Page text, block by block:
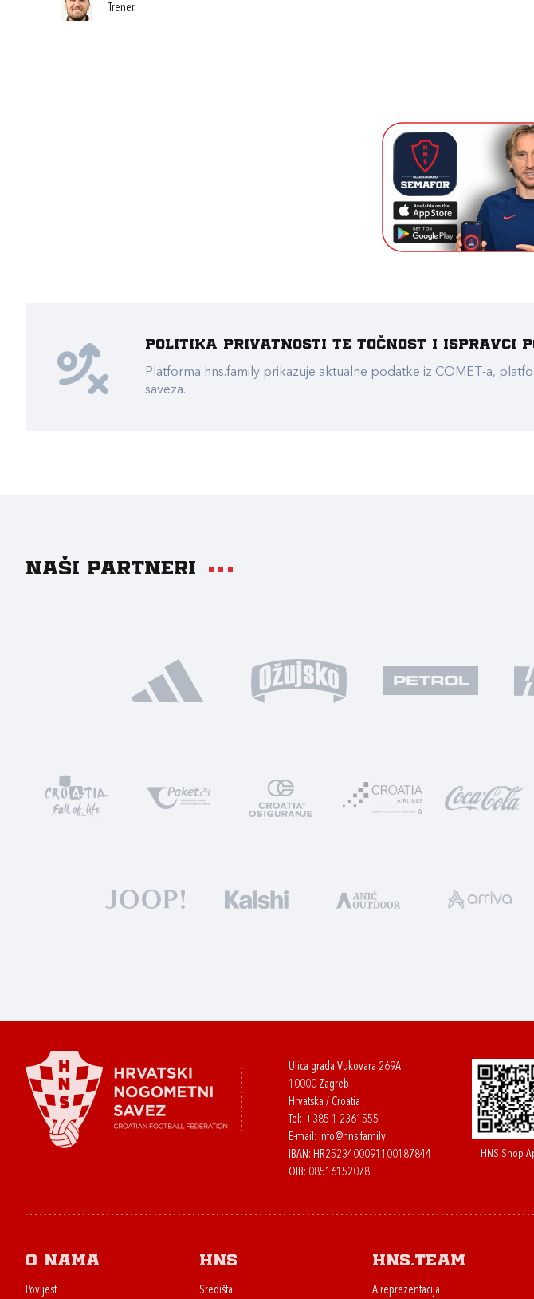
Trener
Politika privatnosti te točnost i ispravci
Platforma hns.family prikazuje aktualne podatke iz COMET-a,
saveza.
Naši partneri
Ulica grada Vukovara 269A
10000 Zagreb
Hrvatska / Croatia
Tel: +385 1 2361555
E-mail: info@hns.family
IBAN: HR2523400091100187844
OIB: 08516152078
HNS Shop
O nama
Povijest
HNS
Središta
HNS.team
A reprezentacija